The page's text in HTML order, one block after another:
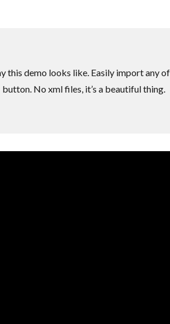
this demo looks like. Easily import any
button. No xml files, it’s a beautiful thing.